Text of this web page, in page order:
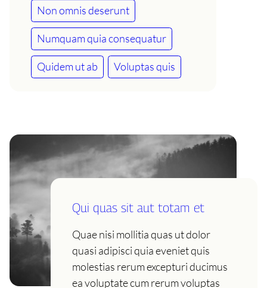
Non omnis deserunt
Numquam quia consequatur
Quidem ut ab Voluptas quis
Qui quas sit aut totam et
Quae nisi mollitia quas ut dolor
quasi adipisci quia eveniet quis
molestias rerum excepturi ducimus
ea voluptate cum rerum voluptas